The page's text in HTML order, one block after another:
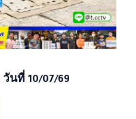
นที่ 10/07/69